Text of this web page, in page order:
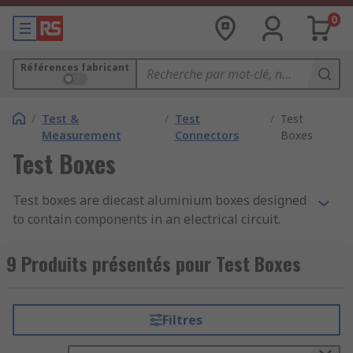
0
Références fabricant
/ Test &
Measurement
/ Test
Connectors
/ Test
Boxes
Test Boxes
Test boxes are diecast aluminium boxes designed
to contain components in an electrical circuit.
protect the components and prevent shorts in
your circuit.
Test boxes design
Test boxes haveBNC connectors– a bayonet-
9 Produits présentés pour Test Boxes
Filtres